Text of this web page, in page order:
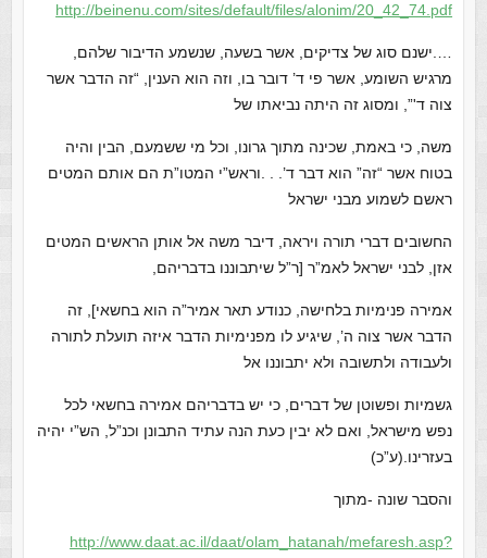
http://beinenu.com/sites/default/files/alonim/20_42_74.pdf
….ישנם סוג של צדיקים, אשר בשעה, שנשמע הדיבור שלהם,
מרגיש השומע, אשר פי ד’ דובר בו, וזה הוא הענין, “זה הדבר אשר
צוה ד'”, ומסוג זה היתה נביאתו של
משה, כי באמת, שכינה מתוך גרונו, וכל מי ששמעם, הבין והיה
בטוח אשר “זה” הוא דבר ד’. . .וראש”י המטו”ת הם אותם המטים
ראשם לשמוע מבני ישראל
החשובים דברי תורה ויראה, דיבר משה אל אותן הראשים המטים
אזן, לבני ישראל לאמ”ר [ר”ל שיתבוננו בדבריהם,
אמירה פנימיות בלחישה, כנודע תאר אמיר”ה הוא בחשאי], זה
הדבר אשר צוה ה’, שיגיע לו מפנימיות הדבר איזה תועלת לתורה
ולעבודה ולתשובה ולא יתבוננו אל
גשמיות ופשוטן של דברים, כי יש בדבריהם אמירה בחשאי לכל
נפש מישראל, ואם לא יבין כעת הנה עתיד התבונן וכנ”ל, הש”י יהיה
בעזרינו.(ע”כ)
והסבר שונה -מתוך
http://www.daat.ac.il/daat/olam_hatanah/mefaresh.asp?